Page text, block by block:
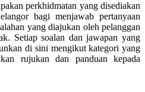
perkhidmatan yang disediakan
bagi menjawab pertanyaan
yang diajukan oleh pelanggan
Setiap soalan dan jawapan yang
di sini mengikut kategori yang
rujukan dan panduan kepada